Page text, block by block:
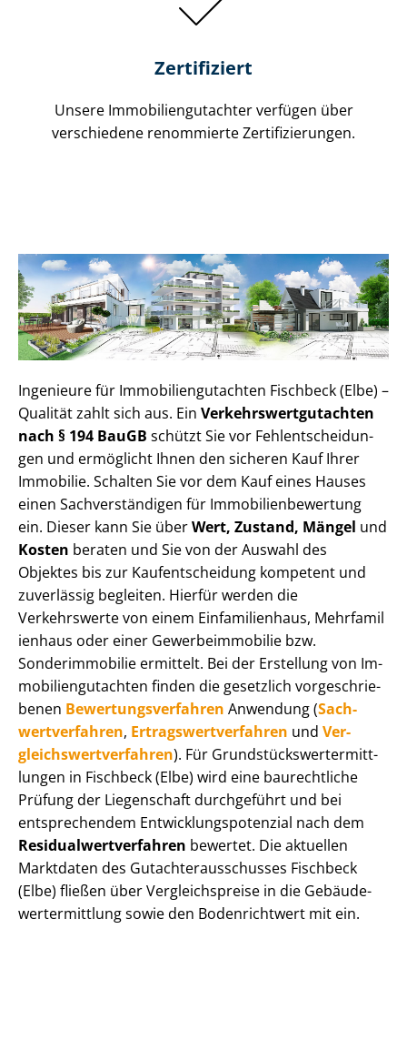
Zertifiziert
Unsere Immobilien­gutachter verfügen über
verschiedene renommierte Zer­ti­fi­zie­run­gen.
Ingenieure für Im­mo­bi­li­en­gut­ach­ten Fischbeck (Elbe) –
Qualität zahlt sich aus. Ein Ver­kehrs­wert­gut­ach­ten
nach § 194 BauGB schützt Sie vor Fehl­ent­schei­dun­
gen und ermöglicht Ihnen den sicheren Kauf Ihrer
Immobilie. Schalten Sie vor dem Kauf eines Hauses
einen Sach­ver­stän­di­gen für Im­mo­bi­li­en­be­wer­tung
ein. Dieser kann Sie überWert, Zustand, Mängel und
Kosten beraten und Sie von der Auswahl des
Objektes bis zur Kauf­ent­schei­dung kompetent und
zuverlässig begleiten. Hierfür werden die
Verkehrswerte von einem Einfamilienhaus, Mehr­fa­mi­l
i­en­haus oder einer Ge­wer­be­im­mo­bi­lie bzw.
Sonderimmobilie ermittelt. Bei der Erstellung von Im­
mo­bi­li­en­gut­ach­ten finden die gesetzlich vor­ge­schrie­
be­nen Be­wer­tungs­ver­fah­ren Anwendung (Sach­
wert­ver­fah­ren, Er­trags­wert­ver­fah­ren und Ver­
gleichs­wert­ver­fah­ren). Für Grund­stücks­wert­ermitt­
lun­gen in Fischbeck (Elbe) wird eine baurechtliche
Prüfung der Liegenschaft durchgeführt und bei
entsprechendem Ent­wick­lungs­po­ten­zi­al nach dem
Re­si­du­al­wert­ver­fah­ren bewertet. Die aktuellen
Marktdaten des Gut­ach­ter­aus­schus­ses Fischbeck
(Elbe) fließen über Ver­gleichs­prei­se in die Ge­bäu­de­
wert­ermitt­lung sowie den Bodenrichtwert mit ein.